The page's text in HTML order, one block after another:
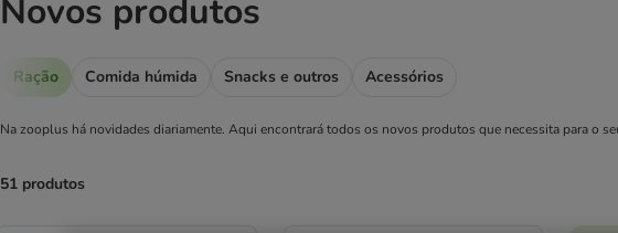
Novos produtos
Ração Comida húmida Snacks e outros Acessórios
Na zooplus há novidades diariamente. Aqui encontrará todos os novos produtos que necessita para o
51 produtos